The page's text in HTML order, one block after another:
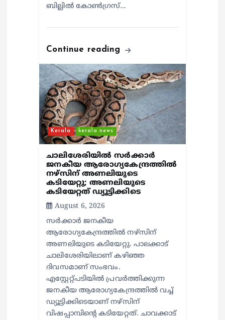
ബില്ലിൽ കോൺഗ്രസ്…
Continue reading
Kerala kerala news
ചാലിശേരിയില്‍ സര്‍ക്കാര്‍
ജനകീയ ആരോഗ്യകേന്ദ്രത്തില്‍
നഴ്സിന് അണലിയുടെ
കടിയേറ്റു; അണലിയുടെ
കടിയേറ്റത് ഡ്യൂട്ടിക്കിടെ
August 6, 2026
സര്‍ക്കാര്‍ ജനകീയ
ആരോഗ്യകേന്ദ്രത്തില്‍ നഴ്സിന്
അണലിയുടെ കടിയേറ്റു. പാലക്കാട്
ചാലിശേരിയിലാണ് കഴിഞ്ഞ
ദിവസമാണ് സംഭവം.
എസ്റ്റേറ്റ്പടിയില്‍ പ്രവര്‍ത്തിക്കുന്ന
ജനകീയ ആരോഗ്യകേന്ദ്രത്തില്‍ വച്ച്
ഡ്യൂട്ടിക്കിടെയാണ് നഴ്സിന്
വിഷപ്പാമ്പിന്റെ കടിയേറ്റത്. ചാവക്കാട്